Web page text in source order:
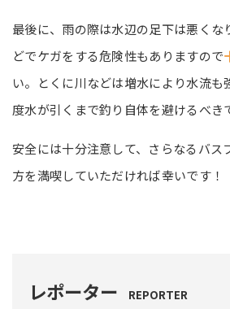
最後に、雨の際は水辺の足下は悪くな
どでケガをする危険性もありますので
い。とくに川などは増水により水流も
度水が引くまで釣り自体を避けるべき
安全には十分注意して、さらなるバス
方を満喫していただければ幸いです！
レポーター REPORTER